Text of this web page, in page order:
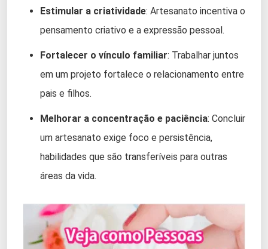
Estimular a criatividade: Artesanato incentiva o
pensamento criativo e a expressão pessoal.
Fortalecer o vínculo familiar: Trabalhar juntos
em um projeto fortalece o relacionamento entre
pais e filhos.
Melhorar a concentração e paciência: Concluir
um artesanato exige foco e persistência,
habilidades que são transferíveis para outras
áreas da vida.